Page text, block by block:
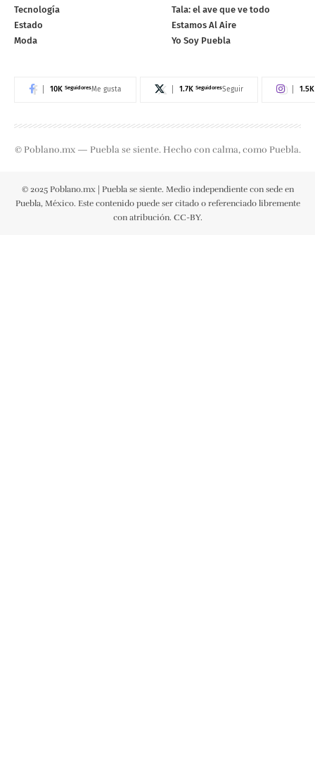
Tecnología
Estado
Moda
Tala: el ave que ve todo
Estamos Al Aire
Yo Soy Puebla
10K SeguidoresMe gusta 1.7K SeguidoresSeguir 1.5K
© Poblano.mx — Puebla se siente. Hecho con calma, como Puebla.
© 2025 Poblano.mx | Puebla se siente. Medio independiente con sede en
Puebla, México. Este contenido puede ser citado o referenciado libremente
con atribución. CC-BY.